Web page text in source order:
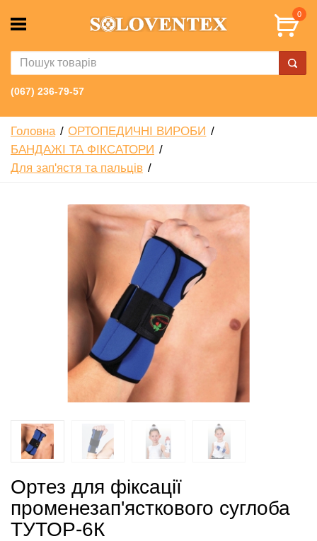
0
(067) 236-79-57
Головна
ОРТОПЕДИЧНІ ВИРОБИ
БАНДАЖІ ТА ФІКСАТОРИ
Для зап'ястя та пальців
Ортез для фіксації
променезап'ясткового суглоба
ТУТОР-6К